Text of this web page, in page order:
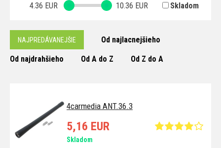
4.36 EUR 10.36 EUR Skladom
NAJPREDÁVANEJŠIE Od najlacnejšieho
Od najdrahšieho Od A do Z Od Z do A
4carmedia ANT.36.3
5,16 EUR
Skladom